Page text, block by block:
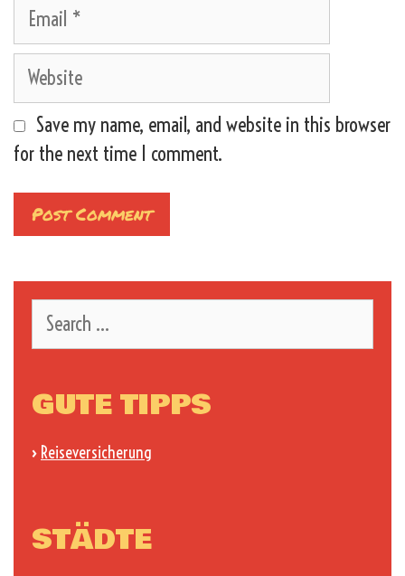
Email
Website
Save my name, email, and website in this browser
for the next time I comment.
for:
GUTE TIPPS
› Reiseversicherung
STÄDTE